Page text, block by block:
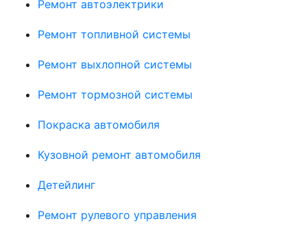
Ремонт автоэлектрики
Ремонт топливной системы
Ремонт выхлопной системы
Ремонт тормозной системы
Покраска автомобиля
Кузовной ремонт автомобиля
Детейлинг
Ремонт рулевого управления